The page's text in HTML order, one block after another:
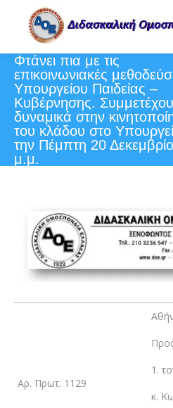
Φτάνει πια με τις
επικοινωνιακές
Υπουργείου Παιδείας –
Κυβέρνησης.
δυναμικά στην
του κλάδου στο
την Πέμπτη 20
μ.μ.
Αρ. Πρωτ. 1129
1.
κ.